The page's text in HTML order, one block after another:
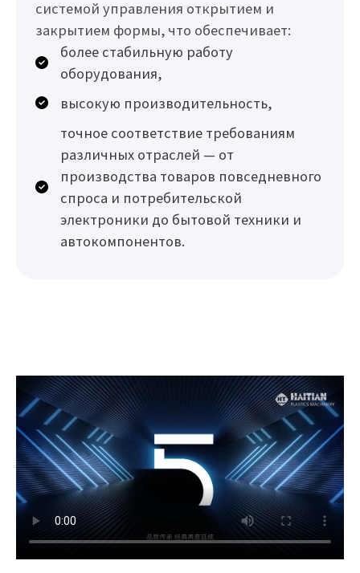
системой управления открытием и
закрытием формы, что обеспечивает:
более стабильную работу
оборудования,
высокую производительность,
точное соответствие требованиям
различных отраслей — от
производства товаров повседневного
спроса и потребительской
электроники до бытовой техники и
автокомпонентов.